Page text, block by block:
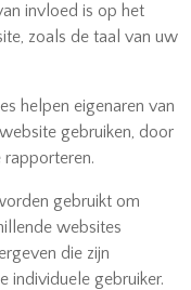
invloed is op het
zoals de taal van uw
helpen eigenaren van
gebruiken, door
rapporteren.
gebruikt om
websites
die zijn
individuele gebruiker.